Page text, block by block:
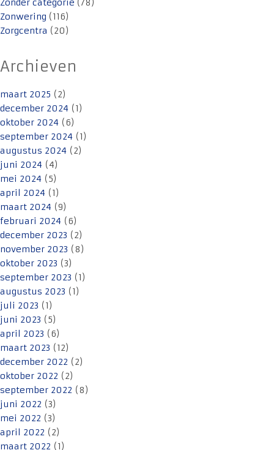
Zonder categorie (78)
Zonwering (116)
Zorgcentra (20)
Archieven
maart 2025 (2)
december 2024 (1)
oktober 2024 (6)
september 2024 (1)
augustus 2024 (2)
juni 2024 (4)
mei 2024 (5)
april 2024 (1)
maart 2024 (9)
februari 2024 (6)
december 2023 (2)
november 2023 (8)
oktober 2023 (3)
september 2023 (1)
augustus 2023 (1)
juli 2023 (1)
juni 2023 (5)
april 2023 (6)
maart 2023 (12)
december 2022 (2)
oktober 2022 (2)
september 2022 (8)
juni 2022 (3)
mei 2022 (3)
april 2022 (2)
maart 2022 (1)